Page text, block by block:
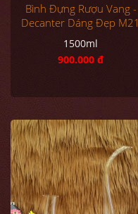
Bình Đựng Rượu Vang -
Decanter Dáng Đẹp M21
1500ml
900.000 đ